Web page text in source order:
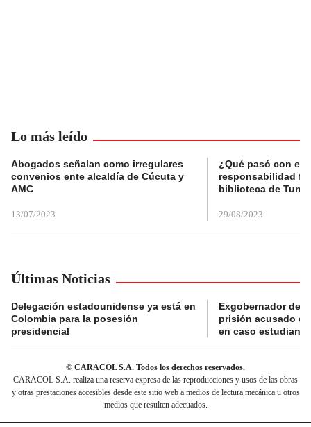
Lo más leído
Abogados señalan como irregulares
convenios ente alcaldía de Cúcuta y
AMC
13/07/2023
¿Qué pasó con el
responsabilidad
biblioteca de
29/08/2023
Últimas Noticias
Delegación estadounidense ya está en
Colombia para la posesión
presidencial
Exgobernador de
prisión acusado
en caso
© CARACOL S.A. Todos los derechos reservados.
CARACOL S.A. realiza una reserva expresa de las reproducciones y usos de las obras
y otras prestaciones accesibles desde este sitio web a medios de lectura mecánica u otros
medios que resulten adecuados.